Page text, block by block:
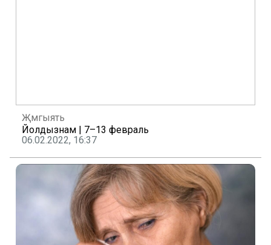
Җәмгыять
Йолдызнамә | 7–13 февраль
06.02.2022, 16:37